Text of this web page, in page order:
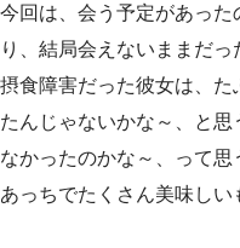
今回は、会う予定があっ
り、結局会えないままだっ
摂食障害だった彼女は、
たんじゃないかな～、と
なかったのかな～、って思
あっちでたくさん美味しい